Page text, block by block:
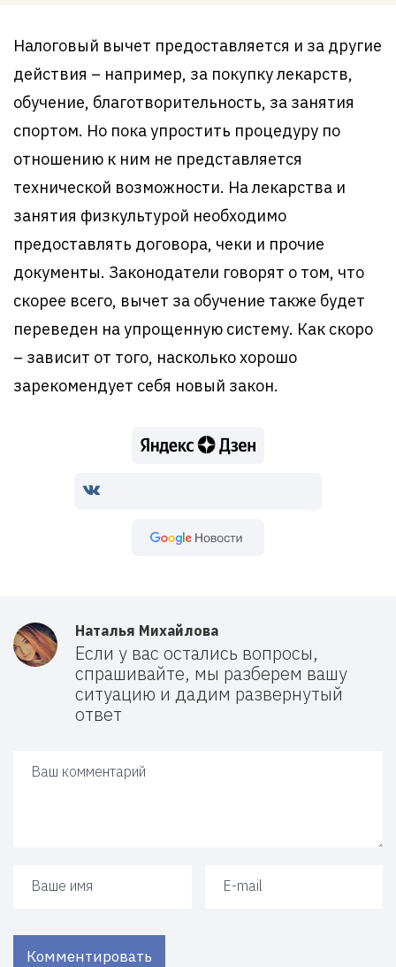
Налоговый вычет предоставляется и за другие
действия – например, за покупку лекарств,
обучение, благотворительность, за занятия
спортом. Но пока упростить процедуру по
отношению к ним не представляется
технической возможности. На лекарства и
занятия физкультурой необходимо
предоставлять договора, чеки и прочие
документы. Законодатели говорят о том, что
скорее всего, вычет за обучение также будет
переведен на упрощенную систему. Как скоро
– зависит от того, насколько хорошо
зарекомендует себя новый закон.
Наталья Михайлова
Если у вас остались вопросы,
спрашивайте, мы разберем вашу
ситуацию и дадим развернутый
ответ
Комментировать